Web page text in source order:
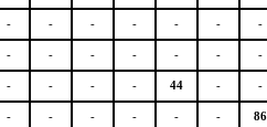
- - - - - - -
- - - - - - -
- - - - 44 - -
- - - - - - 86